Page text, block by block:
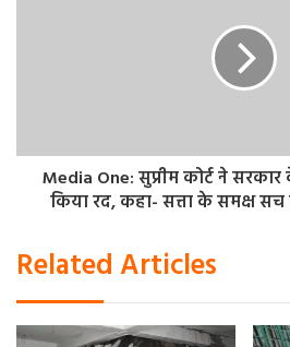
Media One: सुप्रीम कोर्ट ने
किया रद, कहा- सत्ता के समक्ष सच
Related Articles